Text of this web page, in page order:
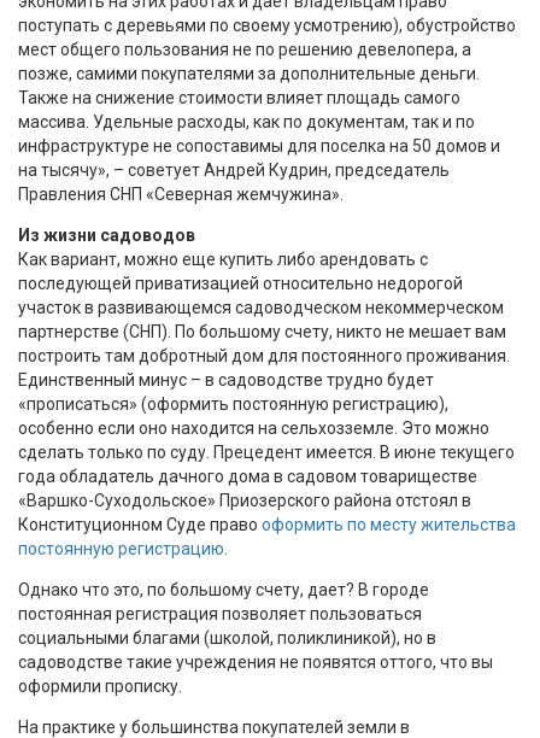
поступать с деревьями по своему усмотрению), обустройство
мест общего пользования не по решению девелопера, а
позже, самими покупателями за дополнительные деньги.
Также на снижение стоимости влияет площадь самого
массива. Удельные расходы, как по документам, так и по
инфраструктуре не сопоставимы для поселка на 50 домов и
на тысячу», – советует Андрей Кудрин, председатель
Правления СНП «Северная жемчужина».
Из жизни садоводов
Как вариант, можно еще купить либо арендовать с
последующей приватизацией относительно недорогой
участок в развивающемся садоводческом некоммерческом
партнерстве (СНП). По большому счету, никто не мешает вам
построить там добротный дом для постоянного проживания.
Единственный минус – в садоводстве трудно будет
«прописаться» (оформить постоянную регистрацию),
особенно если оно находится на сельхозземле. Это можно
сделать только по суду. Прецедент имеется. В июне текущего
года обладатель дачного дома в садовом товариществе
«Варшко-Суходольское» Приозерского района отстоял в
Конституционном Суде право оформить по месту жительства
постоянную регистрацию
Однако что это, по большому счету, дает? В городе
постоянная регистрация позволяет пользоваться
социальными благами (школой, поликлиникой), но в
садоводстве такие учреждения не появятся оттого, что вы
оформили прописку.
На практике у большинства покупателей земли в